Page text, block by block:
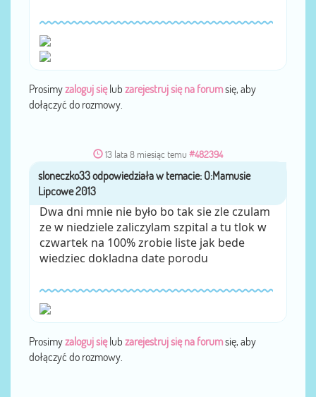
Prosimyzaloguj sięlub zarejestruj się na forumsię, aby
dołączyć do rozmowy.
13 lata 8 miesiąc temu #482394
przezsloneczko33
Dwa dni mnie nie było bo tak sie zle czulam
ze w niedziele zaliczylam szpital a tu tlok w
czwartek na 100% zrobie liste jak bede
wiedziec dokladna date porodu
Prosimyzaloguj sięlub zarejestruj się na forumsię, aby
dołączyć do rozmowy.